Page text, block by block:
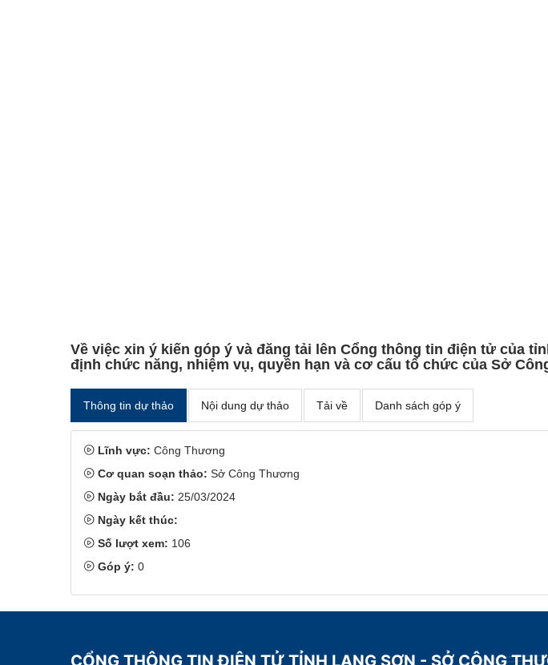
Về việc xin ý kiến góp ý và đăng tải lên Cổng thông tin điện tử của
định chức năng, nhiệm vụ, quyền hạn và cơ cấu tổ chức của Sở
Thông tin dự thảo Nội dung dự thảo Tải về Danh sách góp ý
Lĩnh vực: Công Thương
Cơ quan soạn thảo: Sở Công Thương
Ngày bắt đầu: 25/03/2024
Ngày kết thúc:
Số lượt xem: 106
Góp ý: 0